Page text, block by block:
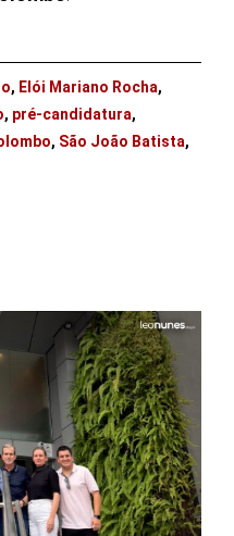
, Elói Mariano Rocha,
, pré-candidatura,
, São João Batista,